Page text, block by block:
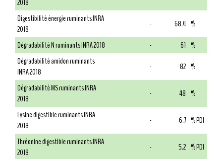
2018
Digestibilité énergie ruminants INRA
2018
- 68.4 %
Dégradabilité N ruminants INRA 2018
- 61 %
Dégradabilité amidon ruminants
INRA 2018
- 82 %
Dégradabilité MS ruminants INRA
2018
- 48 %
Lysine digestible ruminants INRA
2018
- 6.7 % PDI
Thréonine digestible ruminants INRA
2018
- 5.2 % PDI